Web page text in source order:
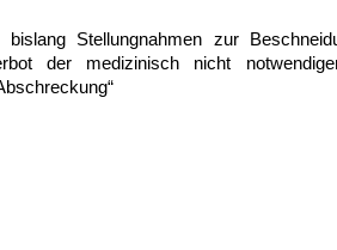
bislang Stellungnahmen zur
der medizinisch nicht